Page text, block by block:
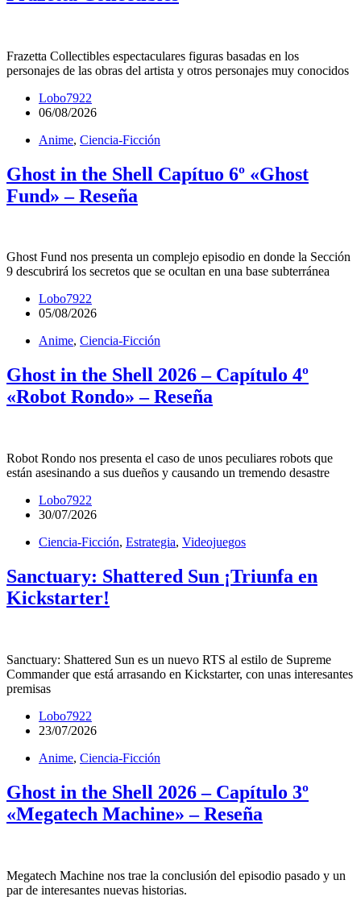
Frazetta Collectibles espectaculares figuras basadas en los
personajes de las obras del artista y otros personajes muy conocidos
Lobo7922
06/08/2026
Anime, Ciencia-Ficción
Ghost in the Shell Capítuo 6º «Ghost
Fund» – Reseña
Ghost Fund nos presenta un complejo episodio en donde la Sección
9 descubrirá los secretos que se ocultan en una base subterránea
Lobo7922
05/08/2026
Anime, Ciencia-Ficción
Ghost in the Shell 2026 – Capítulo 4º
«Robot Rondo» – Reseña
Robot Rondo nos presenta el caso de unos peculiares robots que
están asesinando a sus dueños y causando un tremendo desastre
Lobo7922
30/07/2026
Ciencia-Ficción, Estrategia, Videojuegos
Sanctuary: Shattered Sun ¡Triunfa en
Kickstarter!
Sanctuary: Shattered Sun es un nuevo RTS al estilo de Supreme
Commander que está arrasando en Kickstarter, con unas interesantes
premisas
Lobo7922
23/07/2026
Anime, Ciencia-Ficción
Ghost in the Shell 2026 – Capítulo 3º
«Megatech Machine» – Reseña
Megatech Machine nos trae la conclusión del episodio pasado y un
par de interesantes nuevas historias.